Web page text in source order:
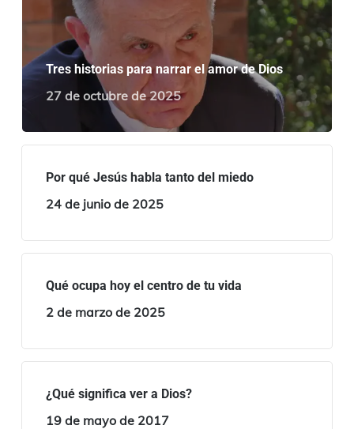
Tres historias para narrar el amor de Dios
27 de octubre de 2025
Por qué Jesús habla tanto del miedo
24 de junio de 2025
Qué ocupa hoy el centro de tu vida
2 de marzo de 2025
¿Qué significa ver a Dios?
19 de mayo de 2017